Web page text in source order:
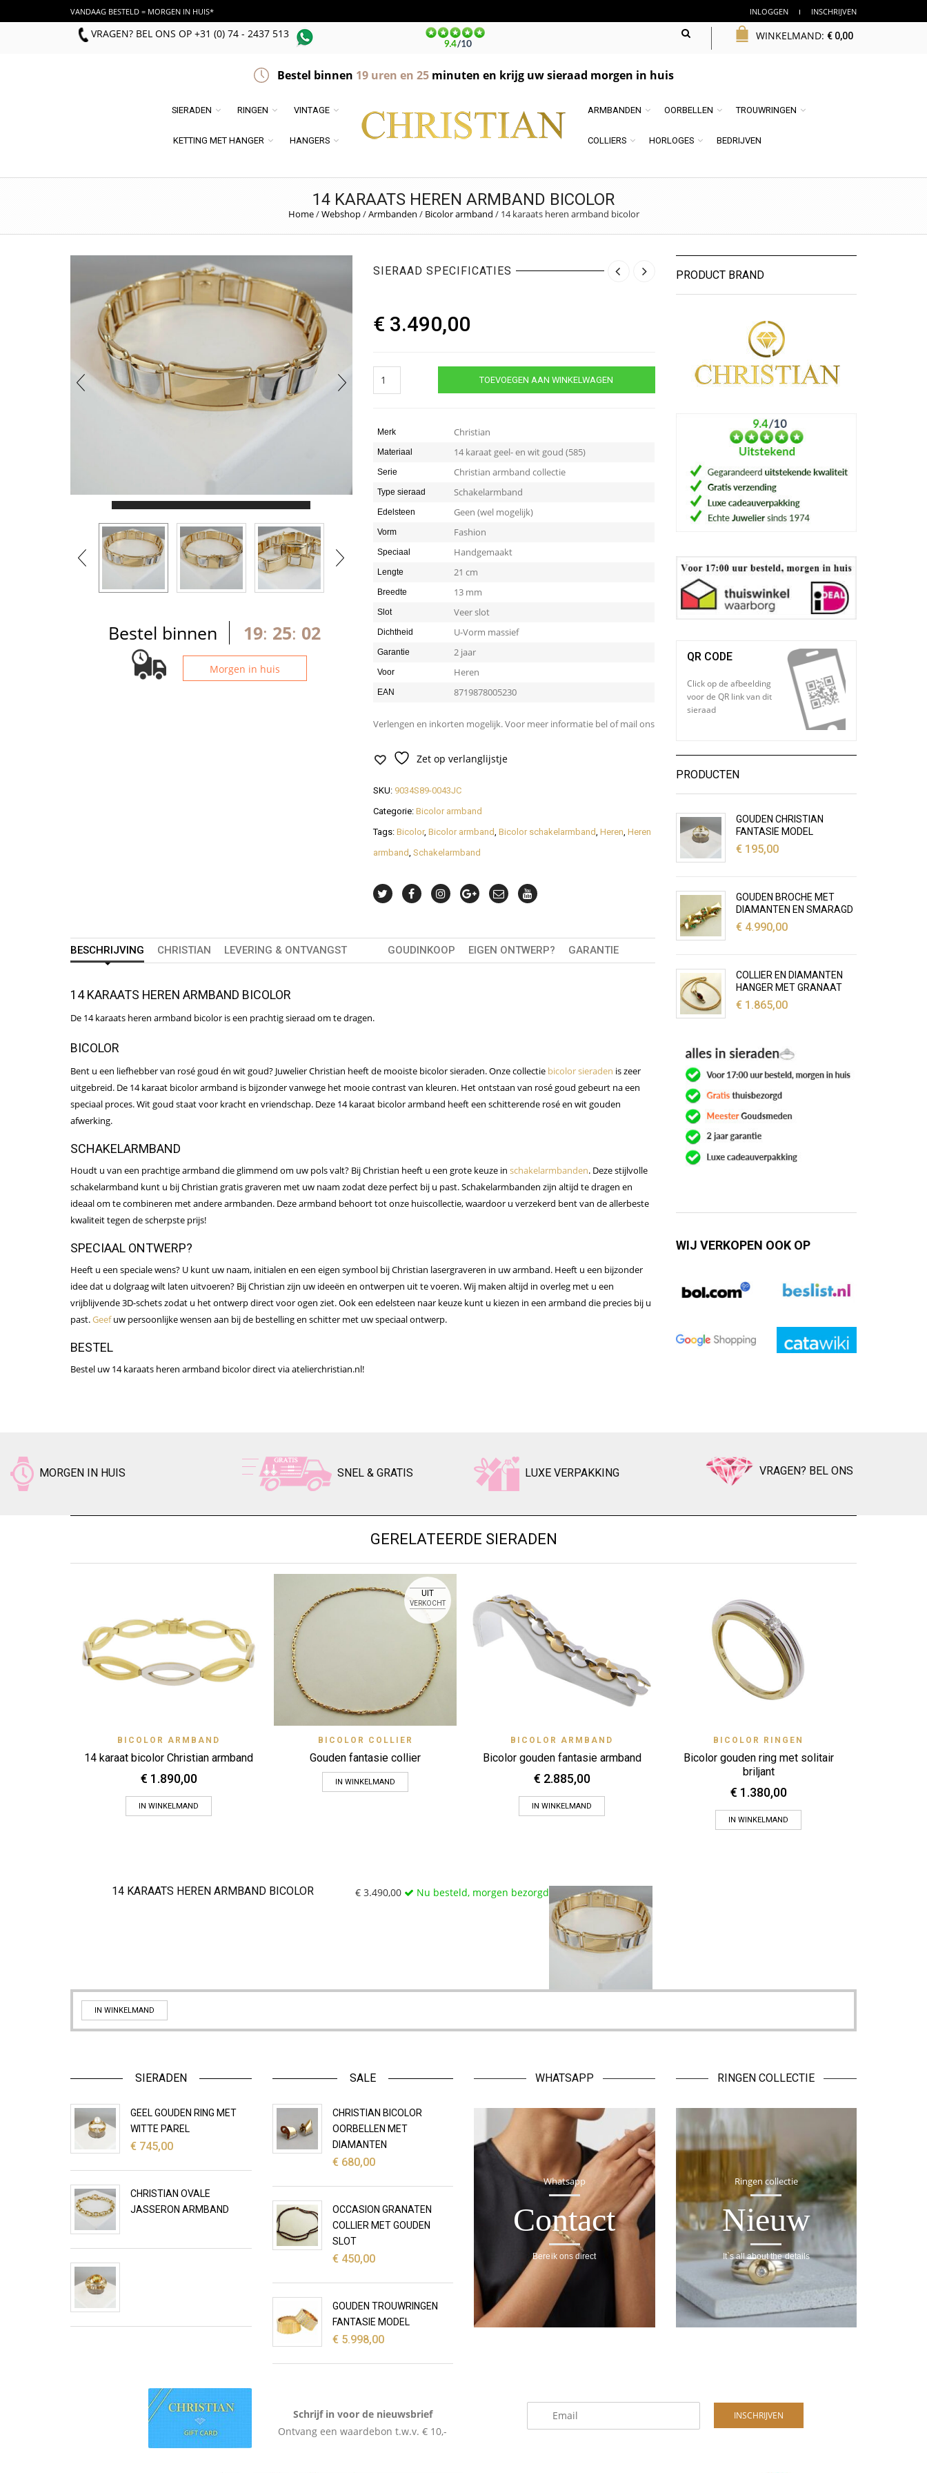
VANDAAG BESTELD = MORGEN IN HUIS* INLOGGEN INSCHRIJVEN
VRAGEN? BEL ONS OP +31 (0) 74 - 2437 513 WINKELMAND: € 0,00
Bestel binnen 19uren en 25minuten en krijg uw sieraad morgen in huis
SIERADEN RINGEN VINTAGE
KETTING MET HANGER HANGERS
ARMBANDEN OORBELLEN TROUWRINGEN
COLLIERS HORLOGES BEDRIJVEN
14 KARAATS HEREN ARMBAND BICOLOR
Home/Webshop/Armbanden / Bicolor armband / 14 karaats heren armband bicolor
Bestel binnen 19: 25: 01
Morgen in huis
SIERAAD SPECIFICATIES
€ 3.490,00
karaats
bicolor
TOEVOEGEN AAN WINKELWAGEN
Merk Christian
Materiaal 14 karaat geel- en wit goud (585)
Serie Christian armband collectie
Type sieraad Schakelarmband
Edelsteen Geen (wel mogelijk)
Vorm Fashion
Speciaal Handgemaakt
Lengte 21 cm
Breedte 13 mm
Slot Veer slot
Dichtheid U-Vorm massief
Garantie 2 jaar
Voor Heren
EAN 8719878005230
Verlengen en inkorten mogelijk. Voor meer informatie bel of mail ons
Zet op verlanglijstje
SKU: 9034S89-0043JC
Categorie: Bicolor armband
Tags: Bicolor, Bicolor armband Bicolor schakelarmband Heren Heren
armband Schakelarmband
BESCHRIJVING CHRISTIAN LEVERING & ONTVANGST GOUDINKOOP EIGEN ONTWERP? GARANTIE
14 KARAATS HEREN ARMBAND BICOLOR
De 14 karaats heren armband bicolor is een prachtig sieraad om te dragen.
BICOLOR
Bent u een liefhebber van rosé goud én wit goud? Juwelier Christian heeft de mooiste bicolor sieraden. Onze collectie bicolor sieraden is zeer
uitgebreid. De 14 karaat bicolor armband is bijzonder vanwege het mooie contrast van kleuren. Het ontstaan van rosé goud gebeurt na een
speciaal proces. Wit goud staat voor kracht en vriendschap. Deze 14 karaat bicolor armband heeft een schitterende rosé en wit gouden
afwerking.
SCHAKELARMBAND
Houdt u van een prachtige armband die glimmend om uw pols valt? Bij Christian heeft u een grote keuze in schakelarmbanden. Deze stijlvolle
schakelarmband kunt u bij Christian gratis graveren met uw naam zodat deze perfect bij u past. Schakelarmbanden zijn altijd te dragen en
ideaal om te combineren met andere armbanden. Deze armband behoort tot onze huiscollectie, waardoor u verzekerd bent van de allerbeste
kwaliteit tegen de scherpste prijs!
SPECIAAL ONTWERP?
Heeft u een speciale wens? U kunt uw naam, initialen en een eigen symbool bij Christian lasergraveren in uw armband. Heeft u een bijzonder
idee dat u dolgraag wilt laten uitvoeren? Bij Christian zijn uw ideeën en ontwerpen uit te voeren. Wij maken altijd in overleg met u een
vrijblijvende 3D-schets zodat u het ontwerp direct voor ogen ziet. Ook een edelsteen naar keuze kunt u kiezen in een armband die precies bij u
past.Geefuw persoonlijke wensen aan bij de bestelling en schitter met uw speciaal ontwerp.
BESTEL
Bestel uw 14 karaats heren armband bicolor direct via atelierchristian.nl!
PRODUCT BRAND
QR CODE
Click op de afbeelding
voor de QR link van dit
sieraad
PRODUCTEN
GOUDEN CHRISTIAN
FANTASIE MODEL
€195,00
GOUDEN BROCHE MET
DIAMANTEN EN SMARAGD
€4.990,00
COLLIER EN DIAMANTEN
HANGER MET GRANAAT
€1.865,00
WIJ VERKOPEN OOK OP
MORGEN IN HUIS SNEL & GRATIS LUXE VERPAKKING VRAGEN? BEL ONS
GERELATEERDE SIERADEN
Zet op verlanglijstje Quick View
BICOLOR ARMBAND
14 karaat bicolor Christian armband
€ 1.890,00
IN WINKELMAND
UIT
VERKOCHT
Zet op verlanglijstje Quick View
BICOLOR COLLIER
Gouden fantasie collier
IN WINKELMAND
Zet op verlanglijstje Quick View
BICOLOR ARMBAND
Bicolor gouden fantasie armband
€ 2.885,00
IN WINKELMAND
Zet op verlanglijstje Quick View
BICOLOR RINGEN
Bicolor gouden ring met solitair
briljant
€ 1.380,00
IN WINKELMAND
14 KARAATS HEREN ARMBAND BICOLOR € 3.490,00 Nu besteld, morgen bezorgd
IN WINKELMAND
SIERADEN
GEEL GOUDEN RING MET
WITTE PAREL
€ 745,00
CHRISTIAN OVALE
JASSERON ARMBAND
SALE
CHRISTIAN BICOLOR
OORBELLEN MET
DIAMANTEN
€680,00
OCCASION GRANATEN
COLLIER MET GOUDEN
SLOT
€450,00
GOUDEN TROUWRINGEN
FANTASIE MODEL
€5.998,00
WHATSAPP
Whatsapp
Contact
Bereik ons direct
RINGEN COLLECTIE
Ringen collectie
Nieuw
It`s all about the details
Schrijf in voor de nieuwsbrief
Ontvang een waardebon t.w.v. € 10,-